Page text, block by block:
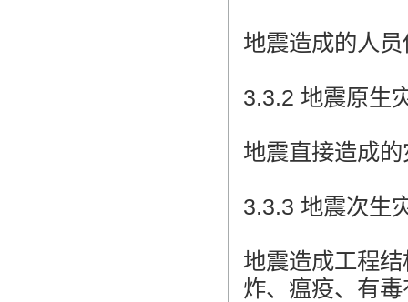
地震造成的人
3.3.2 地震原生
地震直接造成
3.3.3 地震次生
地震造成工程
炸、瘟疫、有